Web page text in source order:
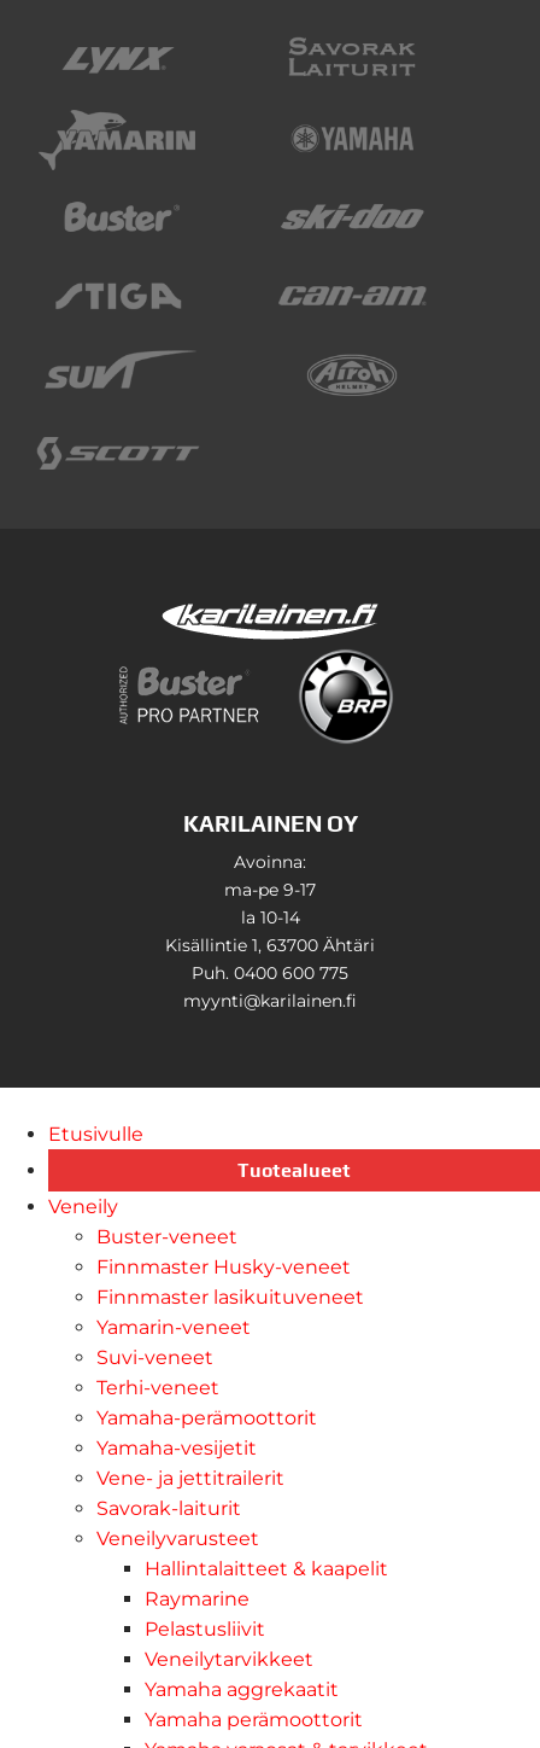
KARILAINEN OY
Avoinna:
ma-pe 9-17
la 10-14
Kisällintie 1, 63700 Ähtäri
Puh. 0400 600 775
myynti@karilainen.fi
Etusivulle
Tuotealueet
Veneily
Buster-veneet
Finnmaster Husky-veneet
Finnmaster lasikuituveneet
Yamarin-veneet
Suvi-veneet
Terhi-veneet
Yamaha-perämoottorit
Yamaha-vesijetit
Vene- ja jettitrailerit
Savorak-laiturit
Veneilyvarusteet
Hallintalaitteet & kaapelit
Raymarine
Pelastusliivit
Veneilytarvikkeet
Yamaha aggrekaatit
Yamaha perämoottorit